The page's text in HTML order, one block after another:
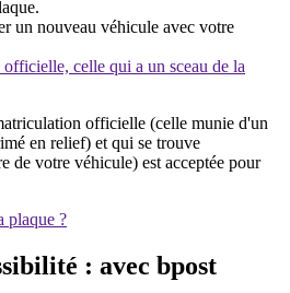
un nouveau véhicule avec votre
celle qui a un sceau de la
officielle (celle munie d'un
en relief) et qui se trouve
de votre véhicule) est acceptée pour
plaque ?
: avec bpost